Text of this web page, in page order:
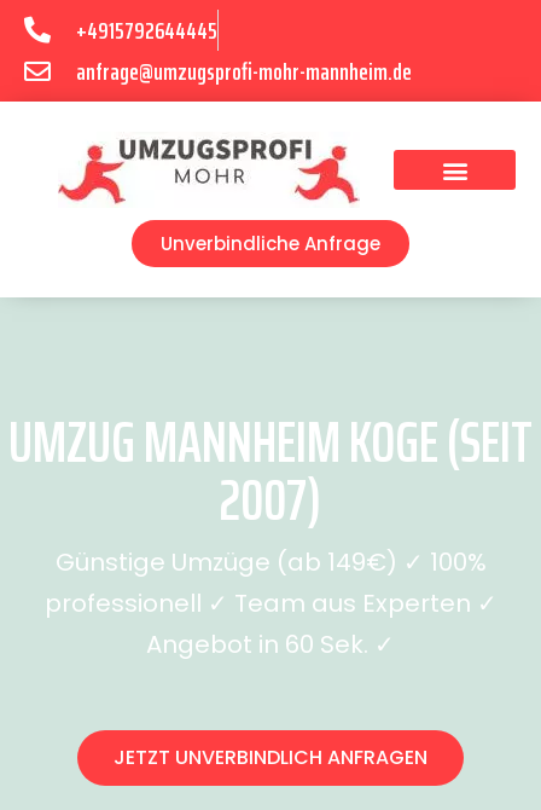
+4915792644445
anfrage@umzugsprofi-mohr-mannheim.de
Unverbindliche Anfrage
UMZUG MANNHEIM KOGE (SEIT
2007)
Günstige Umzüge (ab 149€) ✓ 100%
professionell ✓ Team aus Experten ✓
Angebot in 60 Sek. ✓
JETZT UNVERBINDLICH ANFRAGEN